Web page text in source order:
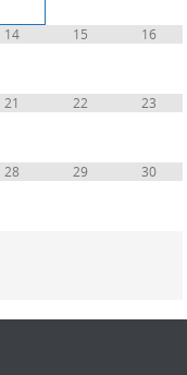
14 15 16
21 22 23
28 29 30